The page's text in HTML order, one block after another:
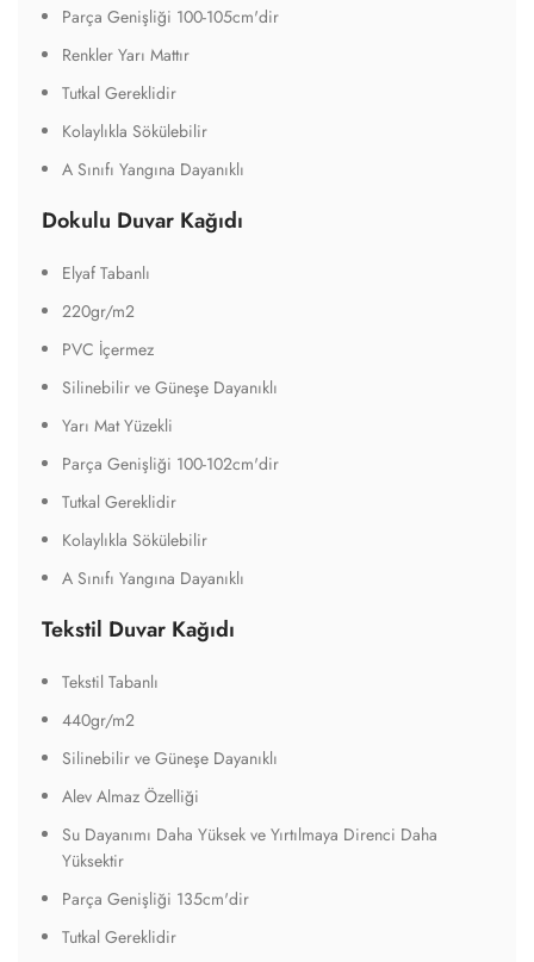
Parça Genişliği 100-105cm'dir
Renkler Yarı Mattır
Tutkal Gereklidir
Kolaylıkla Sökülebilir
A Sınıfı Yangına Dayanıklı
Dokulu Duvar Kağıdı
Elyaf Tabanlı
220gr/m2
PVC İçermez
Silinebilir ve Güneşe Dayanıklı
Yarı Mat Yüzekli
Parça Genişliği 100-102cm'dir
Tutkal Gereklidir
Kolaylıkla Sökülebilir
A Sınıfı Yangına Dayanıklı
Tekstil Duvar Kağıdı
Tekstil Tabanlı
440gr/m2
Silinebilir ve Güneşe Dayanıklı
Alev Almaz Özelliği
Su Dayanımı Daha Yüksek ve Yırtılmaya Direnci Daha
Yüksektir
Parça Genişliği 135cm'dir
Tutkal Gereklidir